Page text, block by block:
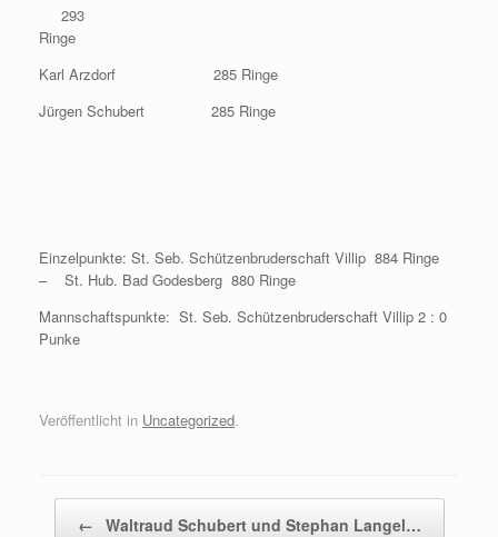
293
Ringe
Karl Arzdorf 285 Ringe
Jürgen Schubert 285 Ringe
Einzelpunkte: St. Seb. Schützenbruderschaft Villip 884 Ringe
– St. Hub. Bad Godesberg 880 Ringe
Mannschaftspunkte: St. Seb. Schützenbruderschaft Villip 2 : 0
Punke
Veröffentlicht in Uncategorized.
← Waltraud Schubert und Stephan Langel…